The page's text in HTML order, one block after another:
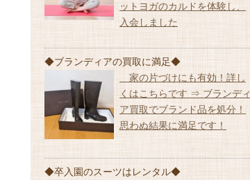
ットヨガのカルドを体験し、
入会しました
◆ブランディアの買取に満足◆
家の片づけにも有効！詳し
くはこちらです ⇒ ブランディ
ア買取でブランド品を処分！
思わぬ結果に満足です！
◆卒入園のスーツはレンタル◆